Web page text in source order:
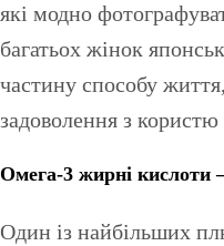
які модно
багатьох жінок
частину способу
задоволення з користю
Омега-3 жирні кислоти
Один із найбільших